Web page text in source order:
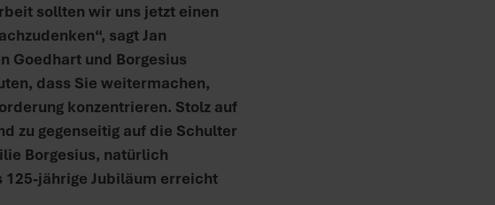
sollten wir uns jetzt einen
sagt Jan
Goedhart und Borgesius
dass Sie weitermachen,
konzentrieren. Stolz auf
zu gegenseitig auf die Schulter
Borgesius, natürlich
jährige Jubiläum erreicht